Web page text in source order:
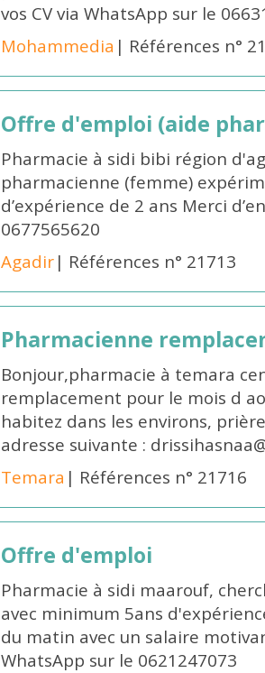
vos CV via WhatsApp sur le
Mohammedia | Références n°
Offre d'emploi (aide
Pharmacie à sidi bibi région
pharmacienne (femme)
d’expérience de 2 ans Merci
0677565620
Agadir| Références n° 21713
Pharmacienne
Bonjour,pharmacie à temara
remplacement pour le mois d
habitez dans les environs,
adresse suivante :
Temara | Références n° 21716
Offre d'emploi
Pharmacie à sidi maarouf,
avec minimum 5ans
du matin avec un salaire
WhatsApp sur le 0621247073